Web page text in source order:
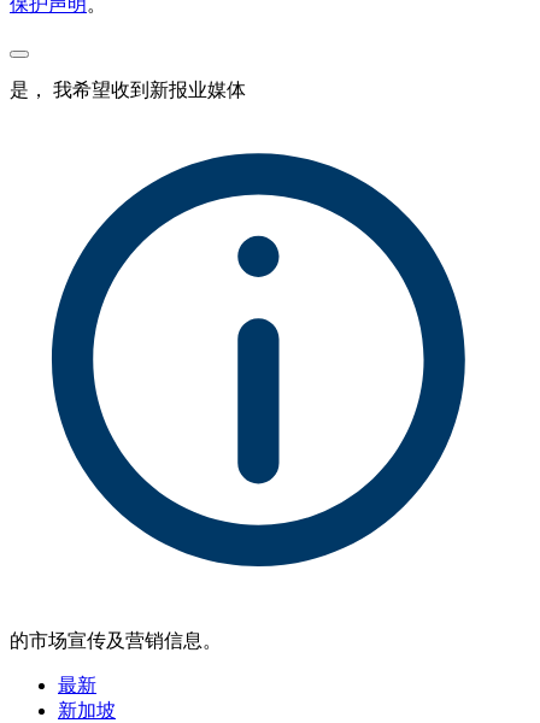
是， 我希望收到新报业媒体
的市场宣传及营销信息。
最新
新加坡